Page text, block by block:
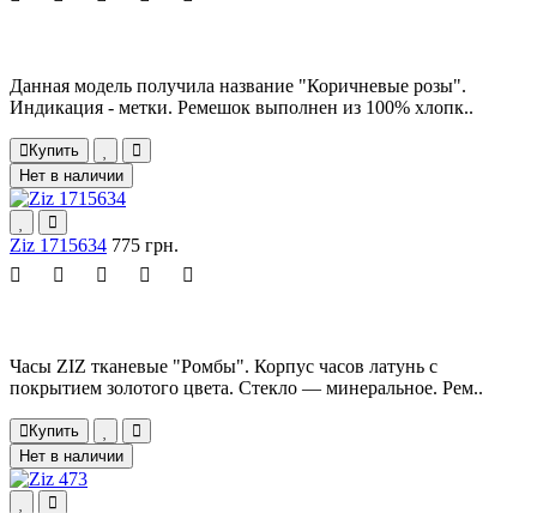
Данная модель получила название "Коричневые розы".
Индикация - метки. Ремешок выполнен из 100% хлопк..
Купить
Нет в наличии
Ziz 1715634 775 грн.
Часы ZIZ тканевые "Ромбы". Корпус часов латунь с
покрытием золотого цвета. Стекло — минеральное. Рем..
Купить
Нет в наличии